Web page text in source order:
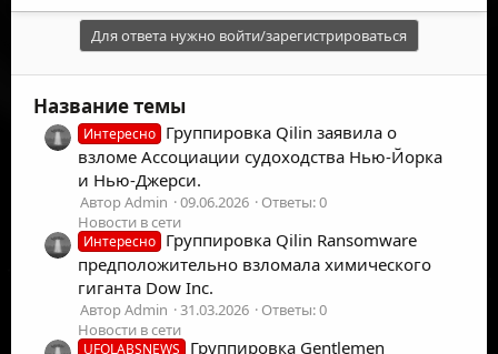
Для ответа нужно войти/зарегистрироваться
Название темы
Интересно Группировка Qilin заявила о
взломе Ассоциации судоходства Нью-Йорка
и Нью-Джерси.
Автор Admin 09.06.2026
Ответы: 0
Новости в сети
Интересно Группировка Qilin Ransomware
предположительно взломала химического
гиганта Dow Inc.
Автор Admin 31.03.2026
Ответы: 0
Новости в сети
UFOLABSNEWS Группировка Gentlemen